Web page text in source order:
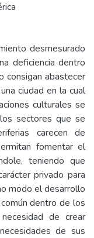
desmesurado
deficiencia dentro
consigan abastecer
ciudad en la cual
culturales se
sectores que se
carecen de
fomentar el
teniendo que
privado para
modo el desarrollo
dentro de los
de crear
de sus